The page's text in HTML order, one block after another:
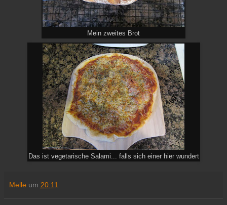
Mein zweites Brot
Das ist vegetarische Salami... falls sich einer hier wundert
Melle um 20:11